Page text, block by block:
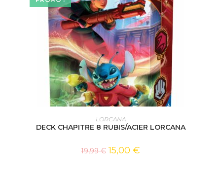
AJOUTER AU PANIER
LORCANA
DECK CHAPITRE 8 RUBIS/ACIER LORCANA
19,99€ 15,00 €